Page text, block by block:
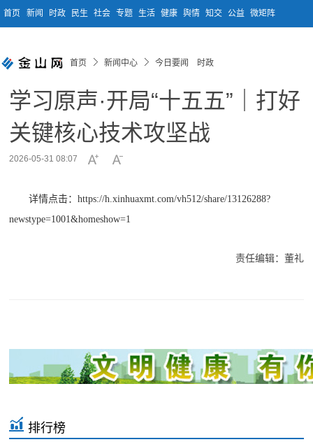
首页 新闻 时政 民生 社会 专题 生活 健康 舆情 知交 公益 微矩阵
首页 新闻中心 今日要闻 时政
学习原声·开局“十五五”｜打好
关键核心技术攻坚战
2026-05-31 08:07
详情点击：https://h.xinhuaxmt.com/vh512/share/13126288?
newstype=1001&homeshow=1
责任编辑：董礼
排行榜